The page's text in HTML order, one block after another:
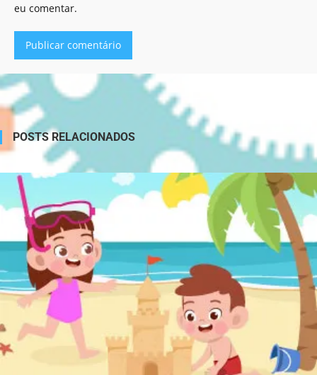
eu comentar.
POSTS RELACIONADOS